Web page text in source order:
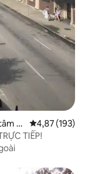
th
Xếp hạng
4,87 (193)
TRỰC TIẾP!